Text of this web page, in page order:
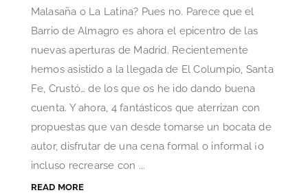
Malasaña o La Latina? Pues no. Parece que el
Barrio de Almagro es ahora el epicentro de las
nuevas aperturas de Madrid. Recientemente
hemos asistido a la llegada de El Columpio, Santa
Fe, Crustó… de los que os he ido dando buena
cuenta. Y ahora, 4 fantásticos que aterrizan con
propuestas que van desde tomarse un bocata de
autor, disfrutar de una cena formal o informal ¡o
incluso recrearse con ...
READ MORE